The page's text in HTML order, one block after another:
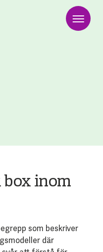
box inom
som beskriver
där